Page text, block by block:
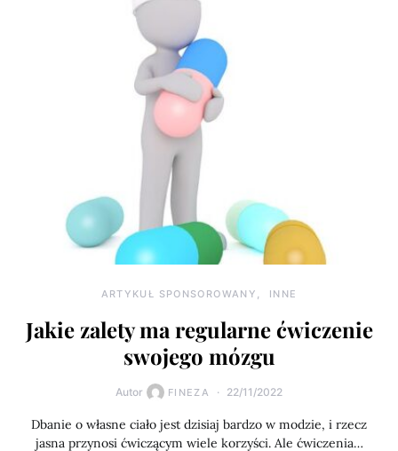
ARTYKUŁ SPONSOROWANY INNE
Jakie zalety ma regularne ćwiczenie
swojego mózgu
Autor FINEZA 22/11/2022
Dbanie o własne ciało jest dzisiaj bardzo w modzie, i rzecz
jasna przynosi ćwiczącym wiele korzyści. Ale ćwiczenia…